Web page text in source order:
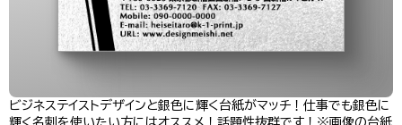
ビジネステイストデザインと銀色に輝く台紙がマッチ！仕事でも銀色に
輝く名刺を使いたい方にはオススメ！話題性抜群です！※画像の台紙